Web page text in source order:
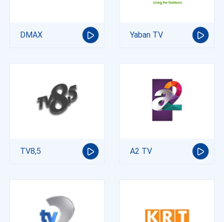
DMAX Yaban TV
TV8,5 A2 TV